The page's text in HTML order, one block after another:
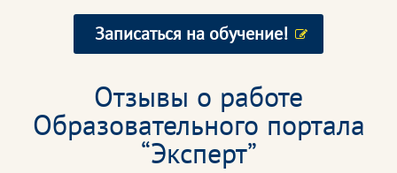
Записаться на обучение!
Отзывы о работе
Образовательного портала
“Эксперт”